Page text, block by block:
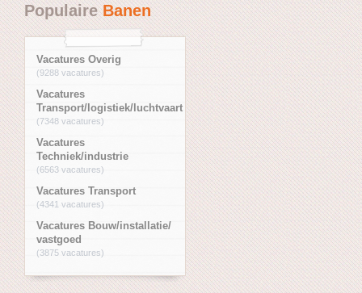
PopulaireBanen
Vacatures Overig
(9288 vacatures)
Vacatures
Transport/logistiek/luchtvaart
(7348 vacatures)
Vacatures
Techniek/industrie
(6563 vacatures)
Vacatures Transport
(4341 vacatures)
Vacatures Bouw/installatie/
vastgoed
(3875 vacatures)